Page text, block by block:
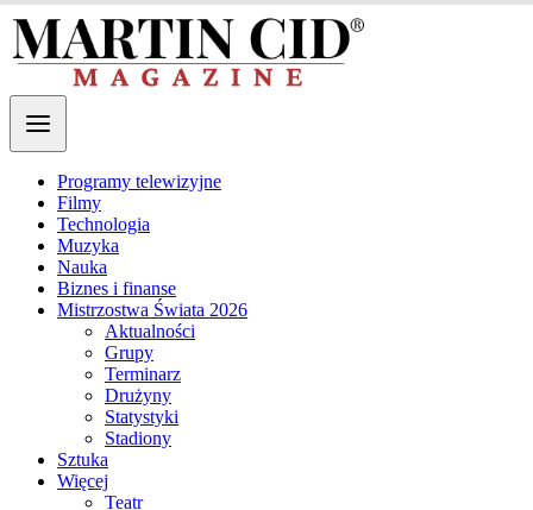
Programy telewizyjne
Filmy
Technologia
Muzyka
Nauka
Biznes i finanse
Mistrzostwa Świata 2026
Aktualności
Grupy
Terminarz
Drużyny
Statystyki
Stadiony
Sztuka
Więcej
Teatr